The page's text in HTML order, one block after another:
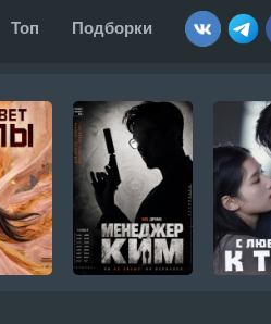
Топ Подборки